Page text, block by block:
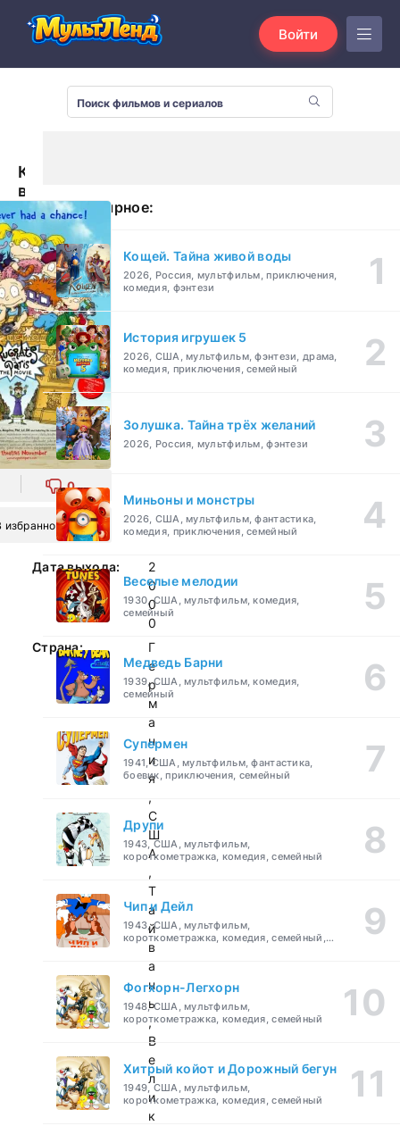
Войти
Карапузы
в
Париже
(2000)
0
избранное
Дата выхода:
2
0
0
0
Страна:
Г
е
р
м
а
н
и
я
,
С
Ш
А
,
Т
а
й
в
а
н
ь
,
В
е
л
и
к
Популярное:
Кощей. Тайна живой воды
2026, Россия, мультфильм, приключения,
комедия, фэнтези
История игрушек 5
2026, США, мультфильм, фэнтези, драма,
комедия, приключения, семейный
Золушка. Тайна трёх желаний
2026, Россия, мультфильм, фэнтези
Миньоны и монстры
2026, США, мультфильм, фантастика,
комедия, приключения, семейный
Веселые мелодии
1930, США, мультфильм, комедия,
семейный
Медведь Барни
1939, США, мультфильм, комедия,
семейный
Супермен
1941, США, мультфильм, фантастика,
боевик, приключения, семейный
Друпи
1943, США, мультфильм,
короткометражка, комедия, семейный
Чип и Дейл
1943, США, мультфильм,
короткометражка, комедия, семейный,
детский
Фогхорн-Легхорн
1948, США, мультфильм,
короткометражка, комедия, семейный
Хитрый койот и Дорожный бегун
1949, США, мультфильм,
короткометражка, комедия, семейный